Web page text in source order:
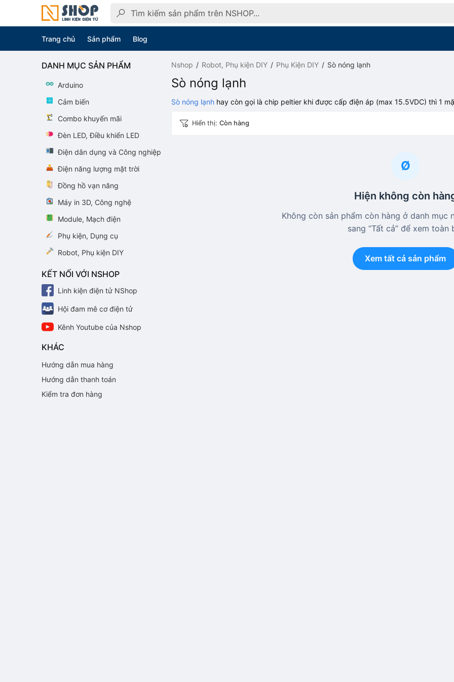
Trang chủ Sản phẩm Blog
Nshop Robot, Phụ kiện DIY Phụ Kiện DIY Sò nóng lạnh
Sò nóng lạnh
Sò nóng lạnh hay còn gọi là chip peltier khi được cấp điện áp (max 15.5VDC) thì 1
Hiển thị: Còn hàng
Ø
Hiện không còn
Không còn sản phẩm còn hàng ở danh mục
sang “Tất cả” để xem toàn
Xem tất cả sản phẩm
DANH MỤC SẢN PHẨM
Arduino
Cảm biến
Combo khuyến mãi
Đèn LED, Điều khiển LED
Điện dân dụng và Công nghiệp
Điện năng lượng mặt trời
Đồng hồ vạn năng
Máy in 3D, Công nghệ
Module, Mạch điện
Phụ kiện, Dụng cụ
Robot, Phụ kiện DIY
KẾT NỐI VỚI NSHOP
Linh kiện điện tử NShop
Hội đam mê cơ điện tử
Kênh Youtube của Nshop
KHÁC
Hướng dẫn mua hàng
Hướng dẫn thanh toán
Kiểm tra đơn hàng